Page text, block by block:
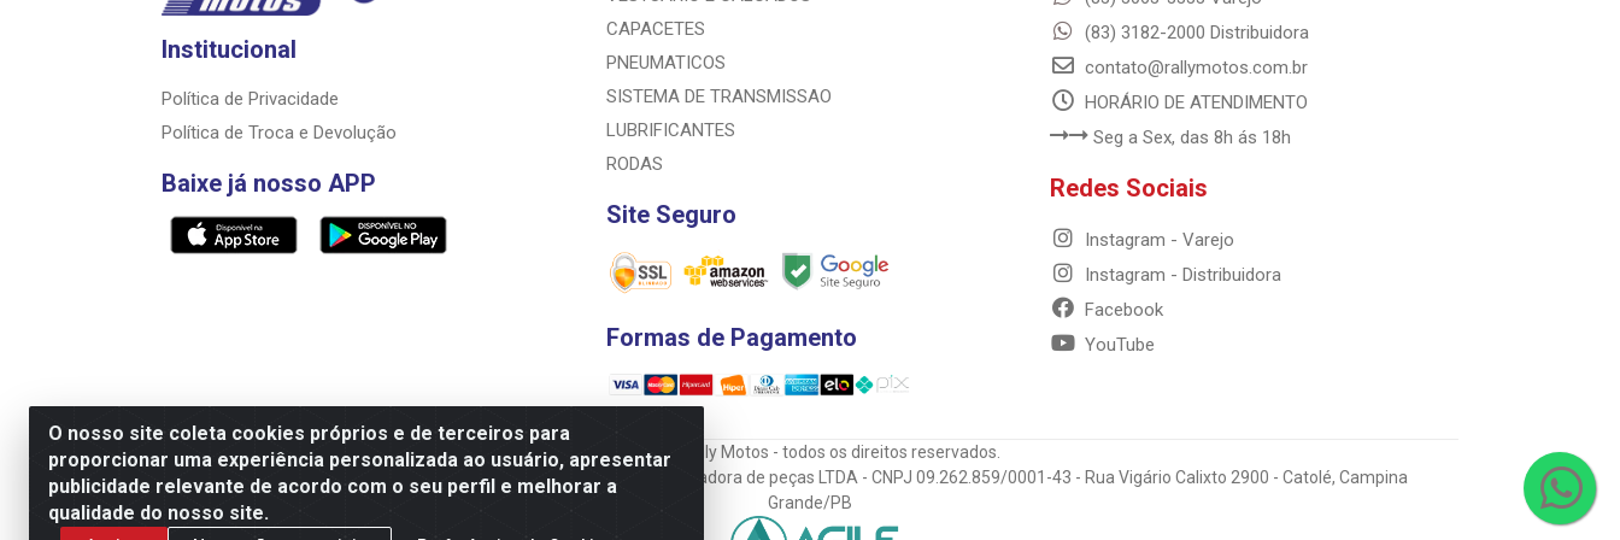
O nosso site coleta cookies próprios e de terceiros para
proporcionar uma experiência personalizada ao usuário, apresentar
publicidade relevante de acordo com o seu perfil e melhorar a
qualidade do nosso site.
Institucional
Política de Privacidade
Política de Troca e Devolução
Baixe já nosso APP
CAPACETES
PNEUMATICOS
SISTEMA DE TRANSMISSAO
LUBRIFICANTES
RODAS
Site Seguro
Formas de Pagamento
(83) 3182-2000 Distribuidora
contato@rallymotos.com.br
HORÁRIO DE ATENDIMENTO
Seg a Sex, das 8h ás 18h
Redes Sociais
Instagram - Varejo
Instagram - Distribuidora
Facebook
YouTube
© 2023 Rally Motos - todos os direitos reservados.
Razão Social: Rally motos distribuidora, importadora e transportadora de peças LTDA - CNPJ 09.262.859/0001-43 - Rua Vigário Calixto 2900 - Catolé, Campina
Grande/PB